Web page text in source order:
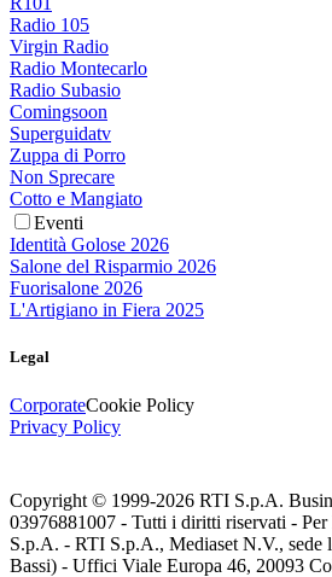
Radio 105
Virgin Radio
Radio Montecarlo
Radio Subasio
Comingsoon
Superguidatv
Zuppa di Porro
Non Sprecare
Cotto e Mangiato
Eventi
Identità Golose 2026
Salone del Risparmio 2026
Fuorisalone 2026
L'Artigiano in Fiera 2025
Legal
CorporateCookie Policy
Privacy Policy
Copyright © 1999-2026 RTI S.p.A.
03976881007 - Tutti i diritti riservati -
S.p.A. - RTI S.p.A., Mediaset N.V., sede
Bassi) - Uffici Viale Europa 46, 20093